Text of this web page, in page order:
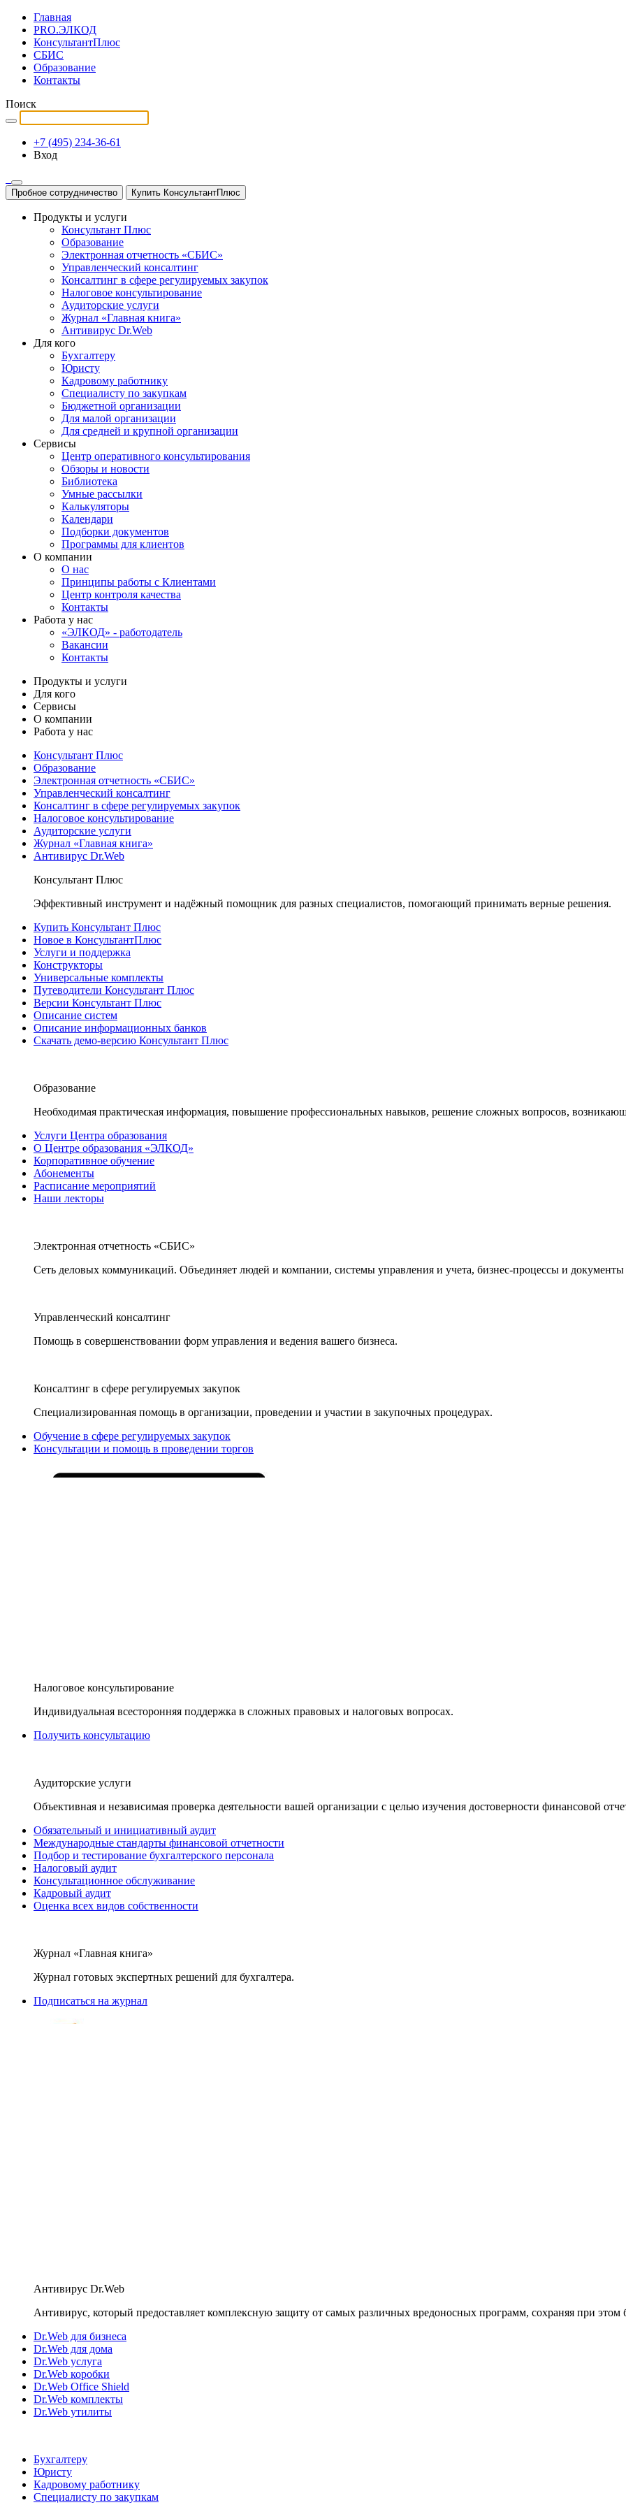
Главная
PRO.ЭЛКОД
КонсультантПлюс
СБИС
Образование
Контакты
Поиск
+7 (495) 234-36-61
Вход
Пробное сотрудничество Купить КонсультантПлюс
Продукты и услуги
Консультант Плюс
Образование
Электронная отчетность «СБИС»
Управленческий консалтинг
Консалтинг в сфере регулируемых закупок
Налоговое консультирование
Аудиторские услуги
Журнал «Главная книга»
Антивирус Dr.Web
Для кого
Бухгалтеру
Юристу
Кадровому работнику
Специалисту по закупкам
Бюджетной организации
Для малой организации
Для средней и крупной организации
Сервисы
Центр оперативного консультирования
Обзоры и новости
Библиотека
Умные рассылки
Калькуляторы
Календари
Подборки документов
Программы для клиентов
О компании
О нас
Принципы работы с Клиентами
Центр контроля качества
Контакты
Работа у нас
«ЭЛКОД» - работодатель
Вакансии
Контакты
Продукты и услуги
Для кого
Сервисы
О компании
Работа у нас
Консультант Плюс
Образование
Электронная отчетность «СБИС»
Управленческий консалтинг
Консалтинг в сфере регулируемых закупок
Налоговое консультирование
Аудиторские услуги
Журнал «Главная книга»
Антивирус Dr.Web
Консультант Плюс
Эффективный инструмент и надёжный помощник для разных специалистов, помогающий принимать верные решения.
Купить Консультант Плюс
Новое в КонсультантПлюс
Услуги и поддержка
Конструкторы
Универсальные комплекты
Путеводители Консультант Плюс
Версии Консультант Плюс
Описание систем
Описание информационных банков
Скачать демо-версию Консультант Плюс
Образование
Необходимая практическая информация, повышение профессиональных навыков, решение сложных вопросов,
Услуги Центра образования
О Центре образования «ЭЛКОД»
Корпоративное обучение
Абонементы
Расписание мероприятий
Наши лекторы
Электронная отчетность «СБИС»
Сеть деловых коммуникаций. Объединяет людей и компании, системы управления и учета, бизнес-процессы и документы
Управленческий консалтинг
Помощь в совершенствовании форм управления и ведения вашего бизнеса.
Консалтинг в сфере регулируемых закупок
Специализированная помощь в организации, проведении и участии в закупочных процедурах.
Обучение в сфере регулируемых закупок
Консультации и помощь в проведении торгов
Налоговое консультирование
Индивидуальная всесторонняя поддержка в сложных правовых и налоговых вопросах.
Получить консультацию
Аудиторские услуги
Объективная и независимая проверка деятельности вашей организации с целью изучения достоверности финансовой
Обязательный и инициативный аудит
Международные стандарты финансовой отчетности
Подбор и тестирование бухгалтерского персонала
Налоговый аудит
Консультационное обслуживание
Кадровый аудит
Оценка всех видов собственности
Журнал «Главная книга»
Журнал готовых экспертных решений для бухгалтера.
Подписаться на журнал
Антивирус Dr.Web
Антивирус, который предоставляет комплексную защиту от самых различных вредоносных программ, сохраняя при этом
Dr.Web для бизнеса
Dr.Web для дома
Dr.Web услуга
Dr.Web коробки
Dr.Web Office Shield
Dr.Web комплекты
Dr.Web утилиты
Бухгалтеру
Юристу
Кадровому работнику
Специалисту по закупкам